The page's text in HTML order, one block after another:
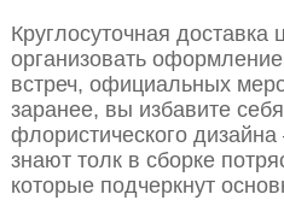
Круглосуточная доставка
организовать
встреч, официальных
заранее, вы избавите
флористического
знают толк в сборке
которые подчеркнут